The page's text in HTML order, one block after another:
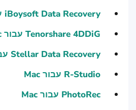
iBoysoft Data Recovery עבור Mac
Tenorshare 4DDiG עבור Mac
Stellar Data Recovery עבור Mac
R-Studio עבור Mac
PhotoRec עבור Mac